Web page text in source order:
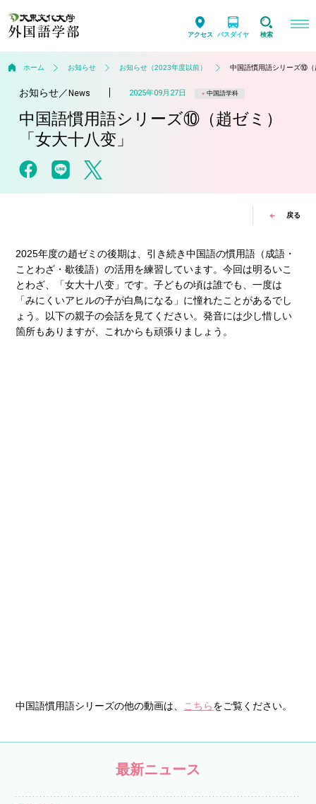
アクセス バスダイヤ 検索
ホーム お知らせ お知らせ（2023年度以前） 中国語慣用語シリーズ⑩（
お知らせ／ News 2025年09月27日 中国語学科
中国語慣用語シリーズ⑩（趙ゼミ）
「女大十八变」
戻る
2025年度の趙ゼミの後期は、引き続き中国語の慣用語（成語・
ことわざ・歇後語）の活用を練習しています。今回は明るいこ
とわざ、「女大十八变」です。子どもの頃は誰でも、一度は
「みにくいアヒルの子が白鳥になる」に憧れたことがあるでし
ょう。以下の親子の会話を見てください。発音には少し惜しい
箇所もありますが、これからも頑張りましょう。
中国語慣用語シリーズの他の動画は、 こちらをご覧ください。
最新ニュース